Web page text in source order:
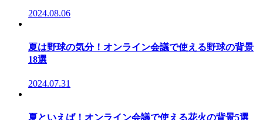
2024.08.06
夏は野球の気分！オンライン会議で使える野球の背景
18選
2024.07.31
夏といえば！オンライン会議で使える花火の背景5選